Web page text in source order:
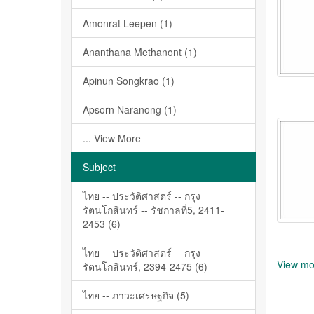
Amonrat Leepen (1)
Ananthana Methanont (1)
Apinun Songkrao (1)
Apsorn Naranong (1)
... View More
Subject
ไทย -- ประวัติศาสตร์ -- กรุง
รัตนโกสินทร์ -- รัชกาลที่5, 2411-
2453 (6)
ไทย -- ประวัติศาสตร์ -- กรุง
รัตนโกสินทร์, 2394-2475 (6)
ไทย -- ภาวะเศรษฐกิจ (5)
View